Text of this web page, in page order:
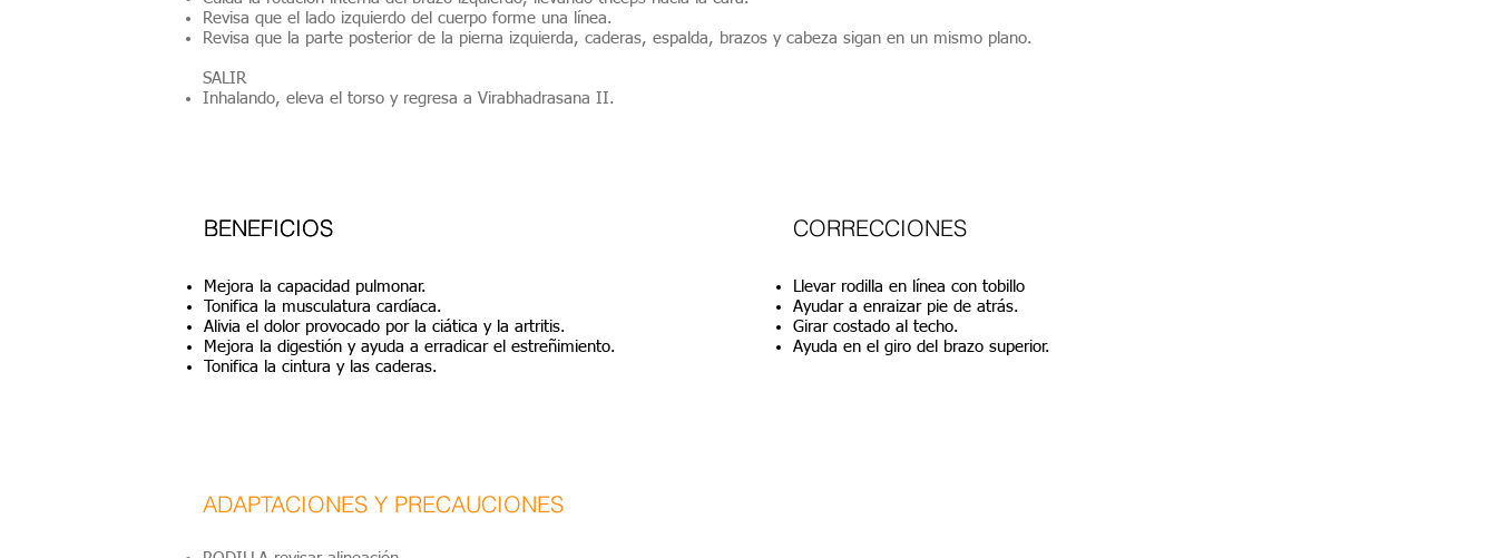
Revisa que el lado izquierdo del cuerpo forme una línea.
Revisa que la parte posterior de la pierna izquierda, caderas, espalda, brazos y cabeza sigan en un mismo plano.
SALIR
Inhalando, eleva el torso y regresa a Virabhadrasana II.
BENEFICIOS
BENEFICIOS
Mejora la capacidad pulmonar.
Tonifica la musculatura cardíaca.
Alivia el dolor provocado por la ciática y la artritis.
Mejora la digestión y ayuda a erradicar el estreñimiento.
Tonifica la cintura y las caderas.
CORRECCIONES
Llevar rodilla en línea con tobillo
Ayudar a enraizar pie de atrás.
Girar costado al techo.
Ayuda en el giro del brazo superior.
ADAPTACIONES Y PRECAUCIONES